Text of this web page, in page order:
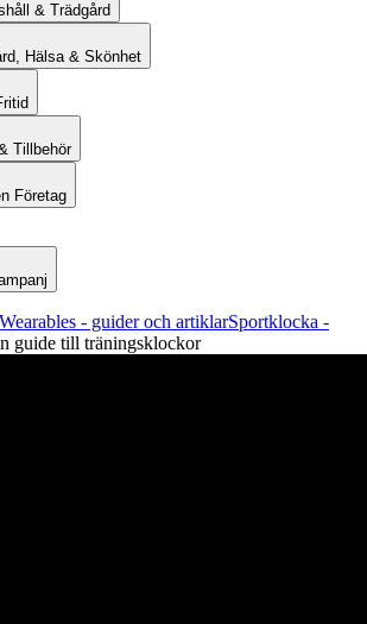
& Trädgård
Hälsa & Skönhet
Tillbehör
Företag
Wearables - guider och artiklarSportklocka -
guide till träningsklockor